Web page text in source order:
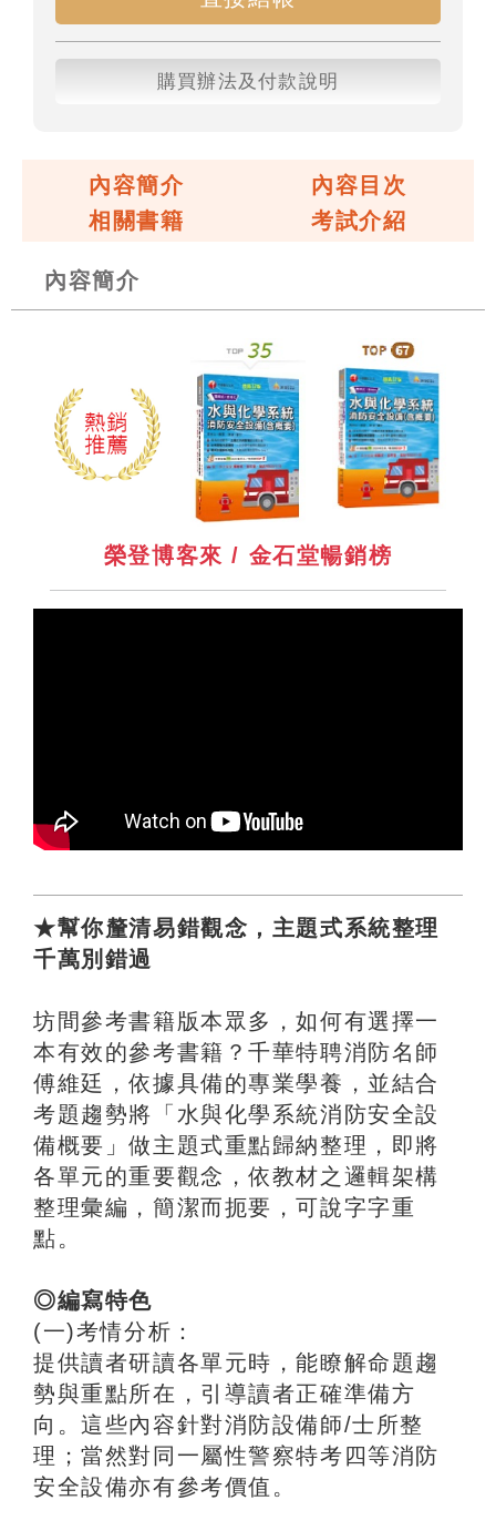
購買辦法及付款說明
內容簡介
內容目次
相關書籍
考試介紹
內容簡介
榮登博客來 / 金石堂暢銷榜
★幫你釐清易錯觀念，主題式系統整理
千萬別錯過
坊間參考書籍版本眾多，如何有選擇一
本有效的參考書籍？千華特聘消防名師
傅維廷，依據具備的專業學養，並結合
考題趨勢將「水與化學系統消防安全設
備概要」做主題式重點歸納整理，即將
各單元的重要觀念，依教材之邏輯架構
整理彙編，簡潔而扼要，可說字字重
點。
◎編寫特色
(一)考情分析：
提供讀者研讀各單元時，能瞭解命題趨
勢與重點所在，引導讀者正確準備方
向。這些內容針對消防設備師/士所整
理；當然對同一屬性警察特考四等消防
安全設備亦有參考價值。